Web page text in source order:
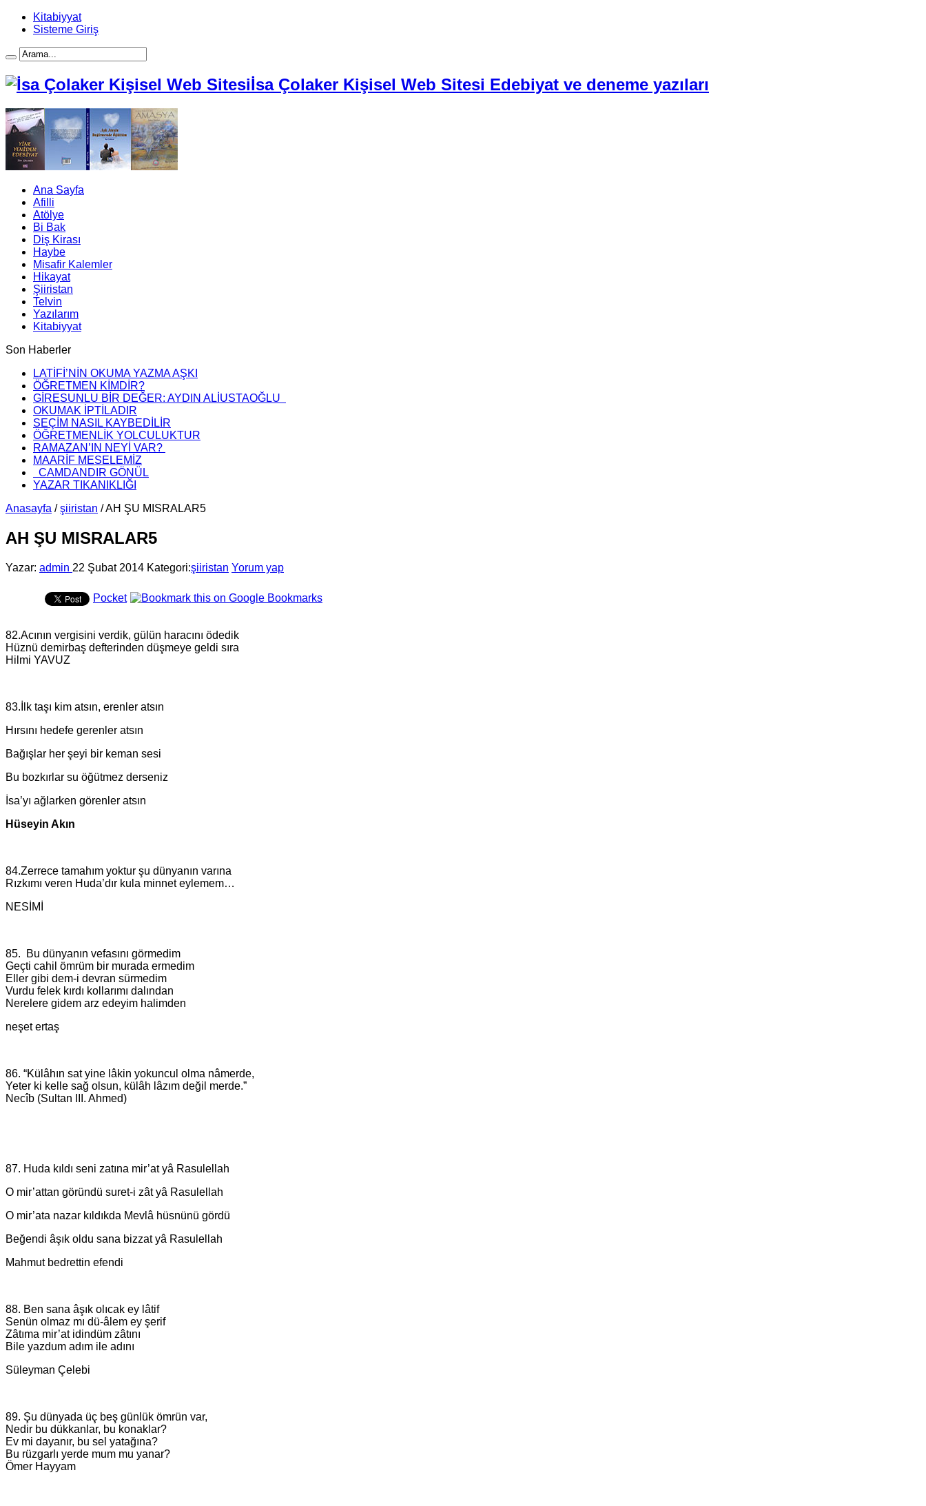
Kitabiyyat
Sisteme Giriş
İsa Çolaker Kişisel Web Sitesi Edebiyat ve deneme yazıları
Ana Sayfa
Afilli
Atölye
Bi Bak
Diş Kirası
Haybe
Misafir Kalemler
Hikayat
Şiiristan
Telvin
Yazılarım
Kitabiyyat
Son Haberler
LATİFİ’NİN OKUMA YAZMA AŞKI
ÖĞRETMEN KİMDİR?
GİRESUNLU BİR DEĞER: AYDIN ALİUSTAOĞLU
OKUMAK İPTİLADIR
SEÇİM NASIL KAYBEDİLİR
ÖĞRETMENLİK YOLCULUKTUR
RAMAZAN’IN NEYİ VAR?
MAARİF MESELEMİZ
CAMDANDIR GÖNÜL
YAZAR TIKANIKLIĞI
Anasayfa /şiiristan /AH ŞU MISRALAR5
AH ŞU MISRALAR5
Yazar: admin 22 Şubat 2014 Kategori:şiiristan Yorum yap
Pocket
82.Acının vergisini verdik, gülün haracını ödedik
Hüznü demirbaş defterinden düşmeye geldi sıra
Hilmi YAVUZ
83.İlk taşı kim atsın, erenler atsın
Hırsını hedefe gerenler atsın
Bağışlar her şeyi bir keman sesi
Bu bozkırlar su öğütmez derseniz
İsa’yı ağlarken görenler atsın
Hüseyin Akın
84.Zerrece tamahım yoktur şu dünyanın varına
Rızkımı veren Huda’dır kula minnet eylemem…
NESİMİ
85. Bu dünyanın vefasını görmedim
Geçti cahil ömrüm bir murada ermedim
Eller gibi dem-i devran sürmedim
Vurdu felek kırdı kollarımı dalından
Nerelere gidem arz edeyim halimden
neşet ertaş
86. “Külâhın sat yine lâkin yokuncul olma nâmerde,
Yeter ki kelle sağ olsun, külâh lâzım değil merde.”
Necîb (Sultan III. Ahmed)
87. Huda kıldı seni zatına mir’at yâ Rasulellah
O mir’attan göründü suret-i zât yâ Rasulellah
O mir’ata nazar kıldıkda Mevlâ hüsnünü gördü
Beğendi âşık oldu sana bizzat yâ Rasulellah
Mahmut bedrettin efendi
88. Ben sana âşık olıcak ey lâtif
Senün olmaz mı dü-âlem ey şerif
Zâtıma mir’at idindüm zâtını
Bile yazdum adım ile adını
Süleyman Çelebi
89. Şu dünyada üç beş günlük ömrün var,
Nedir bu dükkanlar, bu konaklar?
Ev mi dayanır, bu sel yatağına?
Bu rüzgarlı yerde mum mu yanar?
Ömer Hayyam